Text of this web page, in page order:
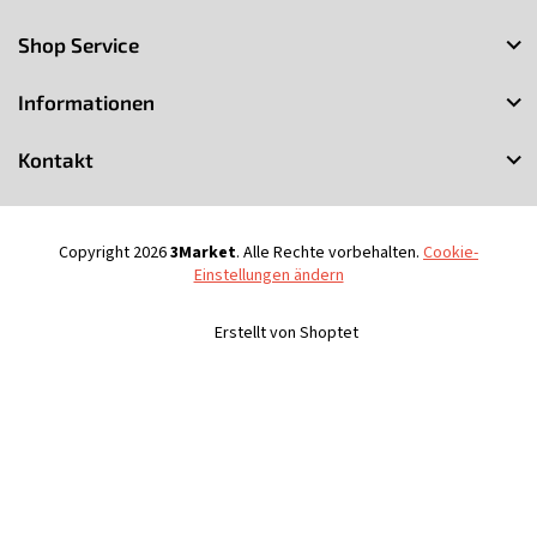
Shop Service
Informationen
Kontakt
Erstellt von Shoptet
Copyright 20263Market. Alle Rechte vorbehalten. Cookie-
Einstellungen ändern